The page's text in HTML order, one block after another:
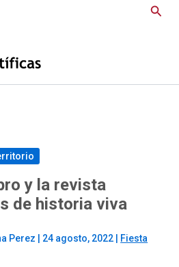
y la revista
de historia viva
Perez 24 agosto, 2022 Fiesta